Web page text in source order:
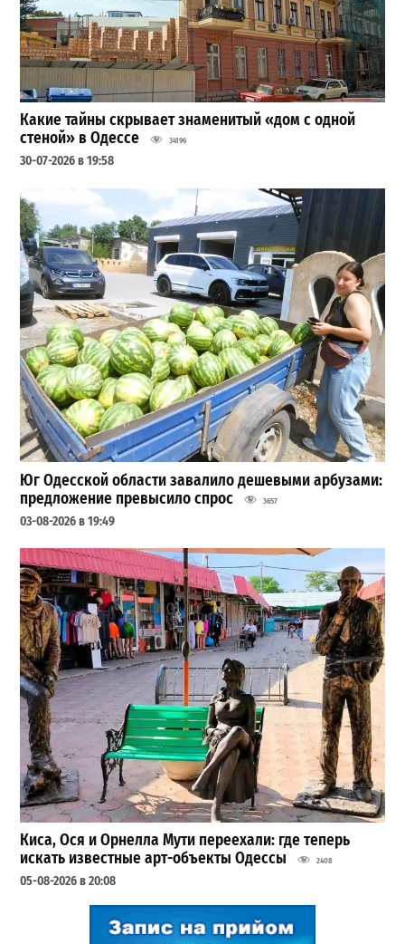
Какие тайны скрывает знаменитый «дом с одной
стеной» в Одессе
34196
30-07-2026 в 19:58
Юг Одесской области завалило дешевыми арбузами:
предложение превысило спрос
3657
03-08-2026 в 19:49
Киса, Ося и Орнелла Мути переехали: где теперь
искать известные арт-объекты Одессы
2408
05-08-2026 в 20:08